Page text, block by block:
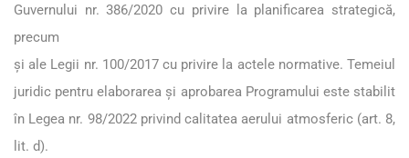
Guvernului nr. 386/2020 cu privire la planificarea strategică,
precum
și ale Legii nr. 100/2017 cu privire la actele normative. Temeiul
juridic pentru elaborarea și aprobarea Programului este stabilit
în Legea nr. 98/2022 privind calitatea aerului atmosferic (art. 8,
lit. d).